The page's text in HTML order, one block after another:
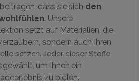
dass sie sich den
. Unsere
setzt auf Materialien, die
sondern auch Ihren
setzen. Jeder dieser Stoffe
um Ihnen ein
zu bieten.